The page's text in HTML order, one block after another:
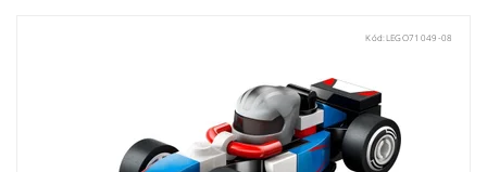
Kód: LEGO71049-08